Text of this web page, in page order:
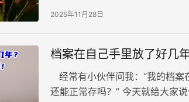
2025年11月28日
档案在自己手里放了好几
经常有小伙伴问我：“我的档案
还能正常存吗？” 今天就给大家